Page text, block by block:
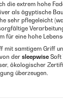
die extrem hohe
als ägyptische
sehr pflegeleicht
für eine hohe
mit samtigem Griff
der sleepwise Soft
ökologischer
überzeugen.